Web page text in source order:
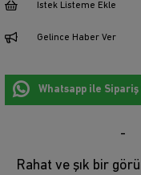
İstek Listeme Ekle
Gelince Haber Ver
Whatsapp ile Sipariş
Rahat ve şık bir